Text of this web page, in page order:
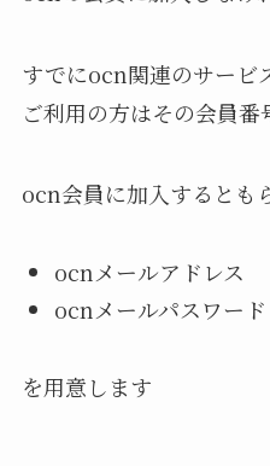
すでにocn関連のサービ
ご利用の方はその会員
ocn会員に加入するとも
ocnメールアドレス
ocnメールパスワード
を用意します